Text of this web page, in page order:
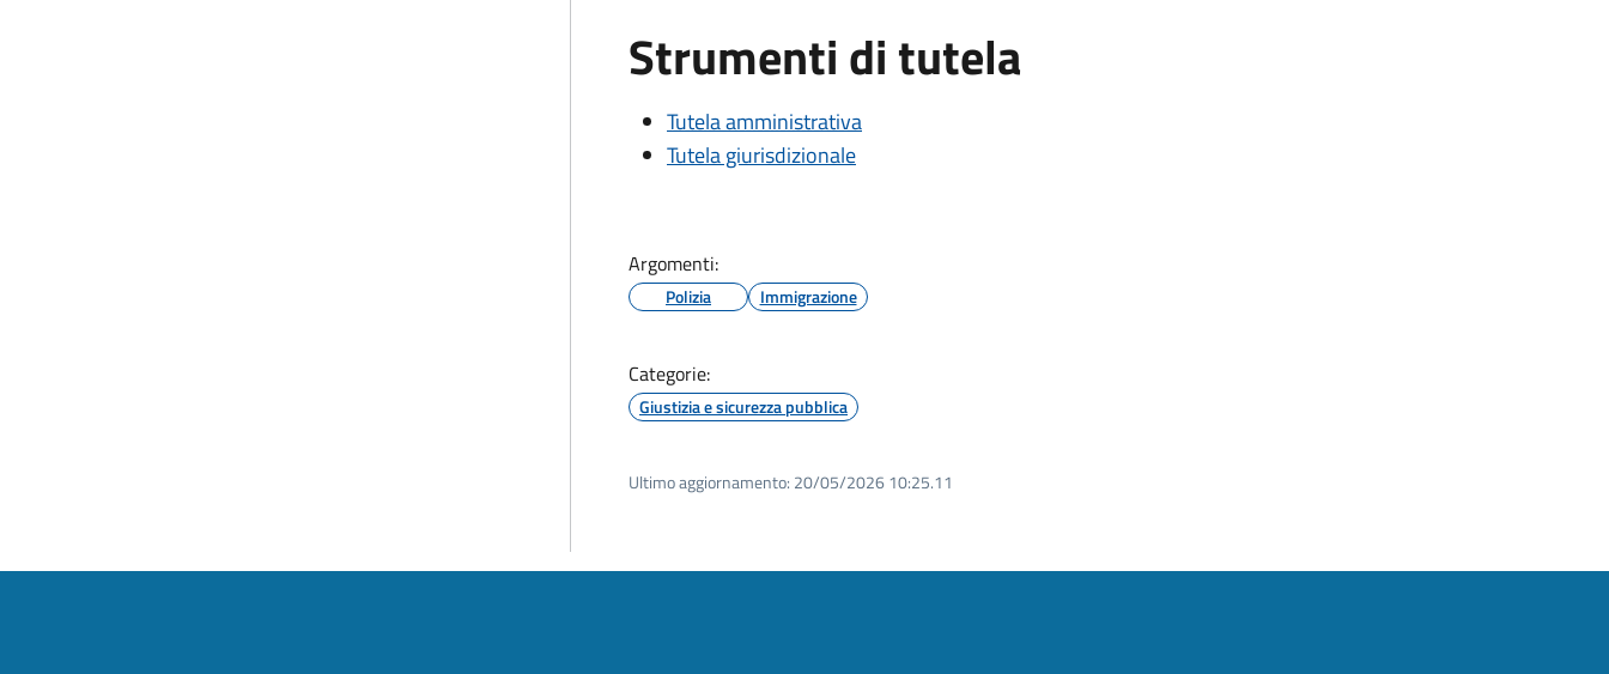
Strumenti di tutela
Tutela amministrativa
Tutela giurisdizionale
Argomenti:
Polizia Immigrazione
Categorie:
Giustizia e sicurezza pubblica
Ultimo aggiornamento: 20/05/2026 10:25.11